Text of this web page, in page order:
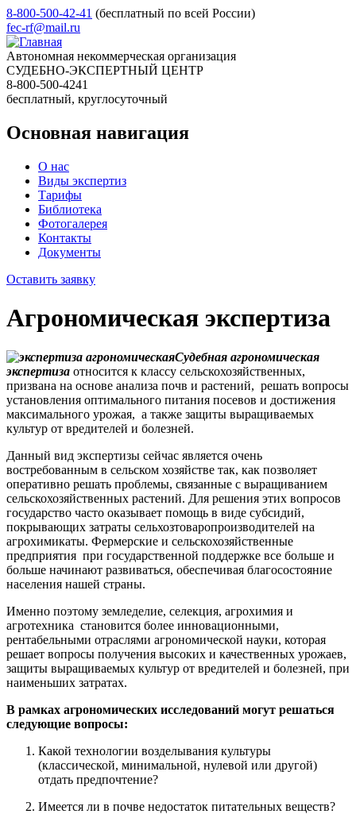
8-800-500-42-41 (бесплатный по всей России)
fec-rf@mail.ru
Автономная некоммерческая организация
СУДЕБНО-ЭКСПЕРТНЫЙ ЦЕНТР
8-800-500-4241
бесплатный, круглосуточный
Основная навигация
О нас
Виды экспертиз
Тарифы
Библиотека
Фотогалерея
Контакты
Документы
Оставить заявку
Агрономическая экспертиза
Судебная агрономическая
экспертиза относится к классу сельскохозяйственных,
призвана на основе анализа почв и растений, решать вопросы
установления оптимального питания посевов и достижения
максимального урожая, а также защиты выращиваемых
культур от вредителей и болезней.
Данный вид экспертизы сейчас является очень
востребованным в сельском хозяйстве так, как позволяет
оперативно решать проблемы, связанные с выращиванием
сельскохозяйственных растений. Для решения этих вопросов
государство часто оказывает помощь в виде субсидий,
покрывающих затраты сельхозтоваропроизводителей на
агрохимикаты. Фермерские и сельскохозяйственные
предприятия при государственной поддержке все больше и
больше начинают развиваться, обеспечивая благосостояние
населения нашей страны.
Именно поэтому земледелие, селекция, агрохимия и
агротехника становится более инновационными,
рентабельными отраслями агрономической науки, которая
решает вопросы получения высоких и качественных урожаев,
защиты выращиваемых культур от вредителей и болезней, при
наименьших затратах.
В рамках агрономических исследований могут решаться
следующие вопросы:
Какой технологии возделывания культуры
(классической, минимальной, нулевой или другой)
отдать предпочтение?
Имеется ли в почве недостаток питательных веществ?